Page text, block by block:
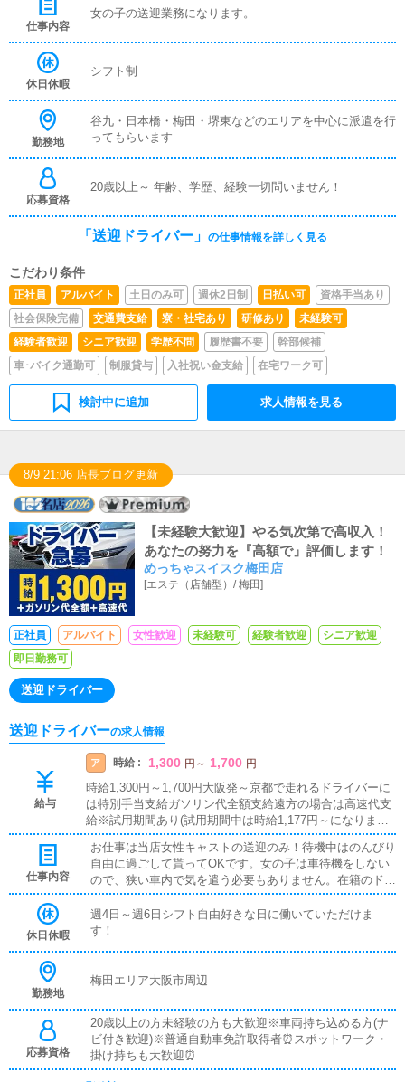
仕事内容
女の子の送迎業務になります。
休日休暇
シフト制
勤務地
谷九・日本橋・梅田・堺東などのエリアを中心に派遣を行
ってもらいます
応募資格
20歳以上～ 年齢、学歴、経験一切問いません！
「送迎ドライバー」 の仕事情報を詳しく見る
こだわり条件
正社員 アルバイト 土日のみ可 週休2日制 日払い可
資格手当あり
社会保険完備
交通費支給 寮・社宅あり 研修あり
未経験可
経験者歓迎
シニア歓迎 学歴不問 履歴書不要
幹部候補
車･バイク通勤可
制服貸与 入社祝い金支給 在宅ワーク可
検討中に追加 求人情報を見る
8/9 21:06 店長ブログ更新
【未経験大歓迎】やる気次第で高収入！
あなたの努力を『高額で』評価します！
めっちゃスイスク梅田店
[エステ（店舗型）/梅田]
正社員 アルバイト 女性歓迎 未経験可 経験者歓迎
シニア歓迎
即日勤務可
送迎ドライバー
送迎ドライバーの求人情報
給与
ア 時給 : 1,300 円 ～ 1,700 円
時給1,300円～1,700円大阪発～京都で走れるドライバーに
は特別手当支給ガソリン代全額支給遠方の場合は高速代支
給※試用期間あり(試用期間中は時給1,177円～になりま
す。)
仕事内容
お仕事は当店女性キャストの送迎のみ！待機中はのんびり
自由に過ごして貰ってOKです。女の子は車待機をしない
ので、狭い車内で気を遣う必要もありません。在籍のドラ
イバーは仮眠を取ったり、本を読んだり、スマホゲームや
動画視聴など、有意義に待機してます！様々な女性キャス
トが在籍しており、人間関係を円滑に築けるドライバーさ
休日休暇
週4日～週6日シフト自由好きな日に働いていただけま
す！
勤務地
梅田エリア大阪市周辺
応募資格
20歳以上の方未経験の方も大歓迎※車両持ち込める方(ナ
ビ付き歓迎)※普通自動車免許取得者⏰スポットワーク・
掛け持ちも大歓迎⏰